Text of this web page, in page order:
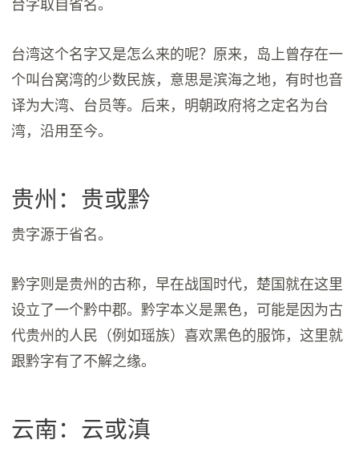
台字取自省名。
台湾这个名字又是怎么来的呢？原来，岛上曾存在一
个叫台窝湾的少数民族，意思是滨海之地，有时也音
译为大湾、台员等。后来，明朝政府将之定名为台
湾，沿用至今。
贵州：贵或黔
贵字源于省名。
黔字则是贵州的古称，早在战国时代，楚国就在这里
设立了一个黔中郡。黔字本义是黑色，可能是因为古
代贵州的人民（例如瑶族）喜欢黑色的服饰，这里就
跟黔字有了不解之缘。
云南：云或滇